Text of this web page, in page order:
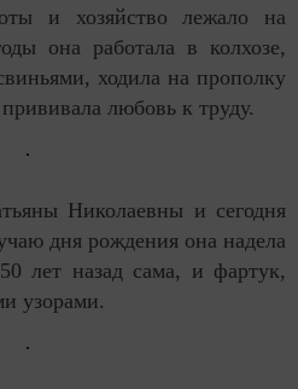
и хозяйство лежало на
она работала в колхозе,
ходила на прополку
любовь к труду.
Николаевны и сегодня
дня рождения она надела
лет назад сама, и фартук,
узорами.